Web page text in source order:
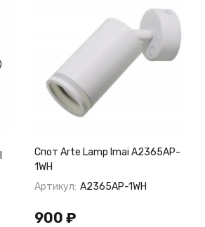
Спот Arte Lamp Imai A2365AP-
1WH
Артикул: A2365AP-1WH
900 ₽